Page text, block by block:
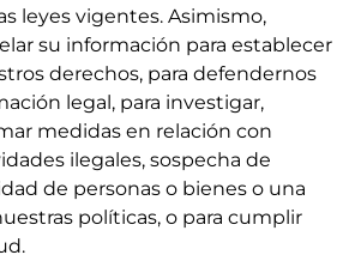
leyes vigentes. Asimismo,
su información para establecer
derechos, para defendernos
legal, para investigar,
medidas en relación con
ilegales, sospecha de
de personas o bienes o una
políticas, o para cumplir